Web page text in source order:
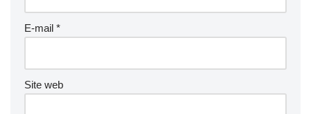
E-mail *
Site web